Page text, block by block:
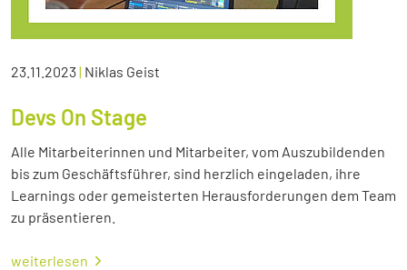
23.11.2023| Niklas Geist
Devs On Stage
Alle Mitarbeiterinnen und Mitarbeiter, vom Auszubildenden
bis zum Geschäftsführer, sind herzlich eingeladen, ihre
Learnings oder gemeisterten Herausforderungen dem Team
zu präsentieren.
weiterlesen